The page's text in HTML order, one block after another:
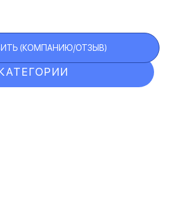
(КОМПАНИЮ/ОТЗЫВ)